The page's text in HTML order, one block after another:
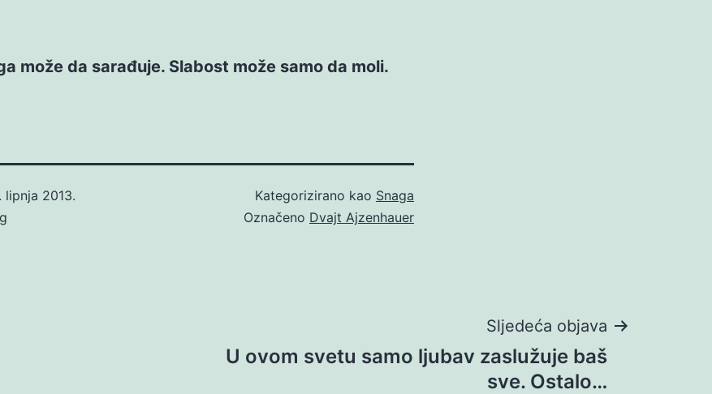
može da sarađuje. Slabost može samo da moli.
lipnja 2013.
Kategorizirano kao Snaga
Označeno Dvajt Ajzenhauer
Sljedeća objava
U ovom svetu samo ljubav zaslužuje baš
sve. Ostalo…